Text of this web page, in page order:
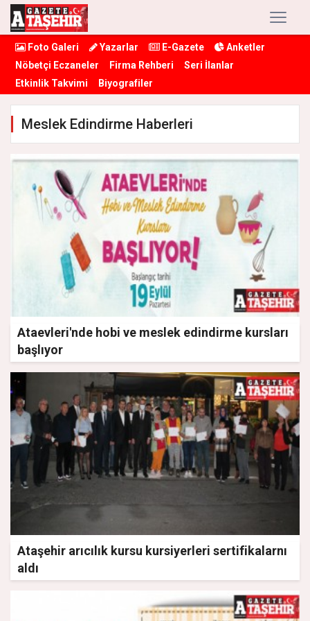
Foto Galeri Yazarlar E-Gazete
Anketler
Nöbetçi Eczaneler
Firma Rehberi
Seri İlanlar
Etkinlik Takvimi
Biyografiler
Meslek Edindirme Haberleri
Ataevleri'nde hobi ve meslek edindirme kursları
başlıyor
Ataşehir arıcılık kursu kursiyerleri sertifikalarnı
aldı